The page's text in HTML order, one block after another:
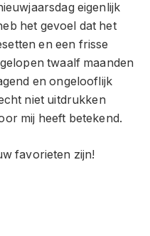
eigenlijk
het gevoel dat het
en een frisse
twaalf maanden
en ongelooflijk
niet uitdrukken
mij heeft betekend.
favorieten zijn!